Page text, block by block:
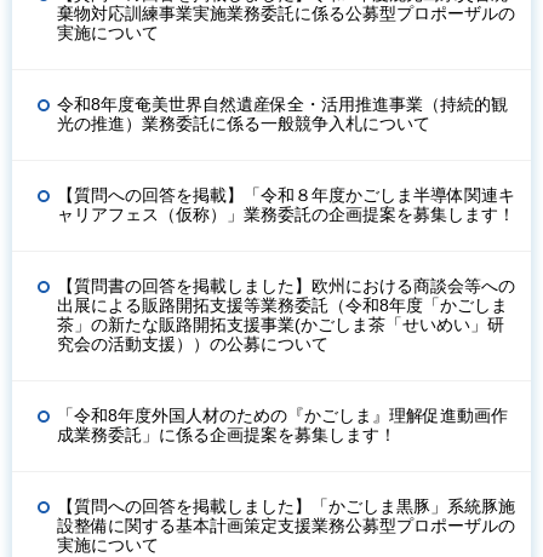
棄物対応訓練事業実施業務委託に係る公募型プロポーザルの
実施について
令和8年度奄美世界自然遺産保全・活用推進事業（持続的観
光の推進）業務委託に係る一般競争入札について
【質問への回答を掲載】「令和８年度かごしま半導体関連キ
ャリアフェス（仮称）」業務委託の企画提案を募集します！
【質問書の回答を掲載しました】欧州における商談会等への
出展による販路開拓支援等業務委託（令和8年度「かごしま
茶」の新たな販路開拓支援事業(かごしま茶「せいめい」研
究会の活動支援））の公募について
「令和8年度外国人材のための『かごしま』理解促進動画作
成業務委託」に係る企画提案を募集します！
【質問への回答を掲載しました】「かごしま黒豚」系統豚施
設整備に関する基本計画策定支援業務公募型プロポーザルの
実施について